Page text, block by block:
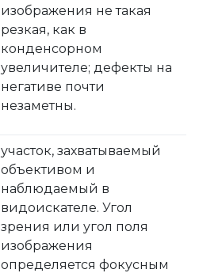
изображения не такая
резкая, как в
конденсорном
увеличителе; дефекты на
негативе почти
незаметны.
участок, захватываемый
объективом и
наблюдаемый в
видоискателе. Угол
зрения или угол поля
изображения
определяется фокусным